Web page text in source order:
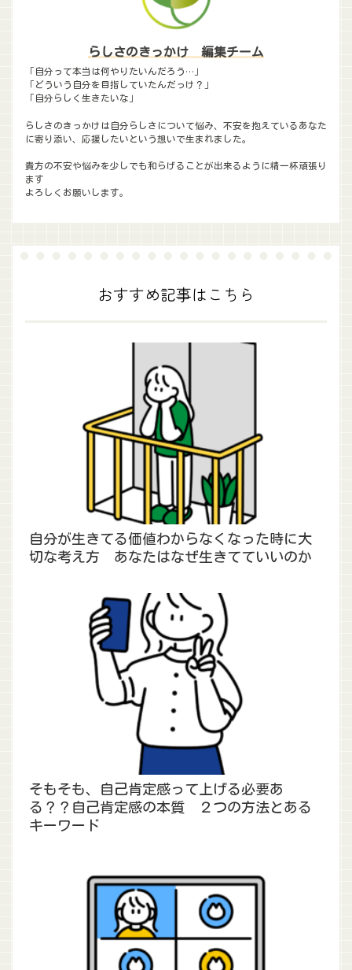
らしさのきっかけ 編集チーム
「自分って本当は何やりたいんだろう…」
「どういう自分を目指していたんだっけ？」
「自分らしく生きたいな」
らしさのきっかけは自分らしさについて悩み、不安を抱えているあなた
に寄り添い、応援したいという想いで生まれました。
貴方の不安や悩みを少しでも和らげることが出来るように精一杯頑張り
ます
よろしくお願いします。
おすすめ記事はこちら
自分が生きてる価値わからなくなった時に大
切な考え方 あなたはなぜ生きてていいのか
そもそも、自己肯定感って上げる必要あ
る？？自己肯定感の本質 ２つの方法とある
キーワード